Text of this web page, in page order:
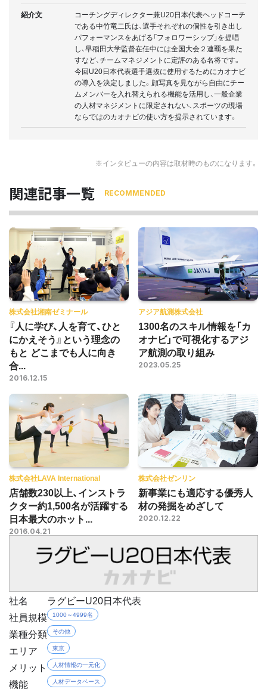
紹介文
コーチングディレクター兼U20日本代表ヘッドコーチ
である中竹竜二氏は、選手それぞれの個性を引き出し
パフォーマンスをあげる「フォロワーシップ」を提唱
し、早稲田大学監督在任中には全国大会２連覇を果た
すなど、チームマネジメントに定評のある名将です。
今回U20日本代表選手選抜に使用するためにカオナビ
の導入を決定しました。顔写真を見ながら自由にチー
ムメンバーを入れ替えられる機能を活用し、一般企業
の人材マネジメントに限定されない、スポーツの現場
ならではのカオナビの使い方を提示されています。
※インタビューの内容は取材時のものになります。
関連記事一覧 RECOMMENDED
株式会社湘南ゼミナール
『人に学び、人を育て、ひと
にかえそう』という理念の
もと どこまでも人に向き
合...
2016.12.15
アジア航測株式会社
1300名のスキル情報を「カ
オナビ」で可視化するアジ
ア航測の取り組み
2023.05.25
株式会社LAVA International
店舗数230以上、インストラ
クター約1,500名が活躍する
日本最大のホット...
2016.04.21
株式会社ゼンリン
新事業にも適応する優秀人
材の発掘をめざして
2020.12.22
社名
ラグビーU20日本代表
社員規模
1000～4999名
業種分類 その他
エリア 東京
メリット 人材情報の一元化
機能 人材データベース